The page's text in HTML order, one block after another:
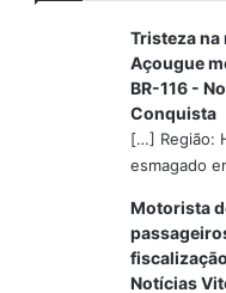
Tristeza na
Açougue
BR-116 -
Conquista
[…] Região:
esmagado
Motorista
fiscalização
Notícias